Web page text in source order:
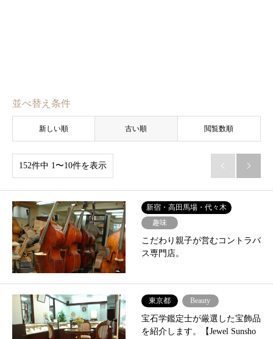
並べ替え条件
新しい順 古い順 閲覧数順
152件中 1〜10件を表示  
新宿・高田馬場・代々木
趣味
こだわり親子が営むコントラバ
ス専門店。
東京都 Beauty
宝石学鑑定士が厳選した宝飾品
を紹介します。【Jewel Sunsho